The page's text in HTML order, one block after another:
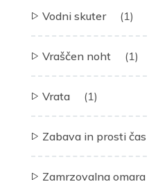
Vodni skuter (1)
Vraščen noht (1)
Vrata (1)
Zabava in prosti čas
Zamrzovalna omara